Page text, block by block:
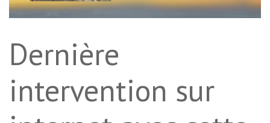
Dernière
intervention sur